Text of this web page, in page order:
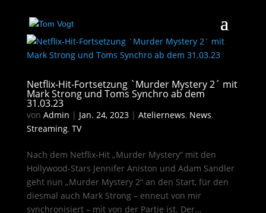
Netflix-Hit-Fortsetzung `Murder Mystery 2´ mit
Mark Strong und Toms Synchro ab dem
31.03.23
von Admin | Jan. 24, 2023| Ateliernews, News,
Streaming, TV
Nach dem Netflix-Hit „Murder Mystery“ mit den
Hollywood-Stars Jennifer Aniston und Adam Sandler
geht nun „Murder Mystery 2“ an den Start, für den
diesmal auch Mark Strong – enneut von mir
synchronisiert – mit von der Partie ist. Der...